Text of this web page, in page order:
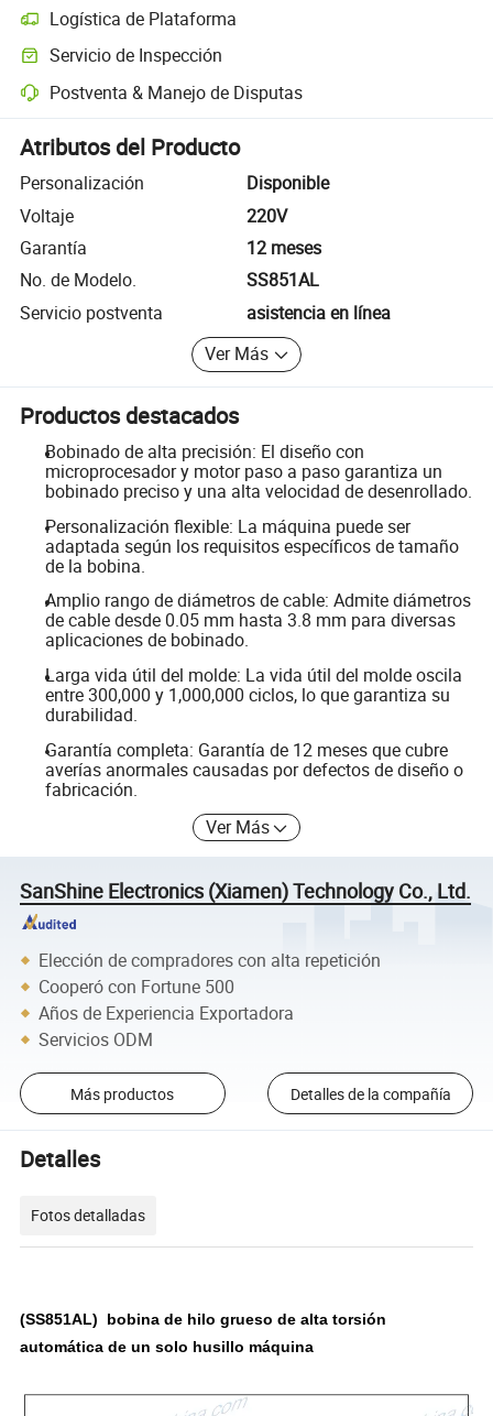
Logística de Plataforma
Seguimiento de envíos más claro con logística soportada por la
Servicio de Inspección
Inspección previa al envío opcional para controles de calidad y
Postventa & Manejo de Disputas
Resolución de disputas asistida por la plataforma, incluyendo
Atributos del Producto
Personalización
Disponible
Voltaje
220V
Garantía
12 meses
No. de Modelo.
SS851AL
Servicio postventa
asistencia en línea
Ver Más
Productos destacados
Bobinado de alta precisión: El diseño con
microprocesador y motor paso a paso garantiza un
bobinado preciso y una alta velocidad de desenrollado.
Personalización flexible: La máquina puede ser
adaptada según los requisitos específicos de tamaño
de la bobina.
Amplio rango de diámetros de cable: Admite diámetros
de cable desde 0.05 mm hasta 3.8 mm para diversas
aplicaciones de bobinado.
Larga vida útil del molde: La vida útil del molde oscila
entre 300,000 y 1,000,000 ciclos, lo que garantiza su
durabilidad.
Garantía completa: Garantía de 12 meses que cubre
averías anormales causadas por defectos de diseño o
fabricación.
Ver Más
SanShine Electronics (Xiamen) Technology Co., Ltd.
Elección de compradores con alta repetición
Cooperó con Fortune 500
Años de Experiencia Exportadora
Servicios ODM
Más productos Detalles de la compañía
Detalles
Fotos detalladas
(SS851AL)
bobina de hilo grueso de alta torsión
automática de un solo husillo máquina